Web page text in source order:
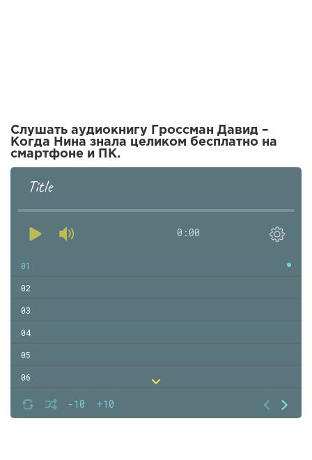
Слушать аудиокнигу Гроссман Давид –
Когда Нина знала целиком бесплатно на
смартфоне и ПК.
Title
0:00
-10 +10
01
02
03
04
05
06
07
08